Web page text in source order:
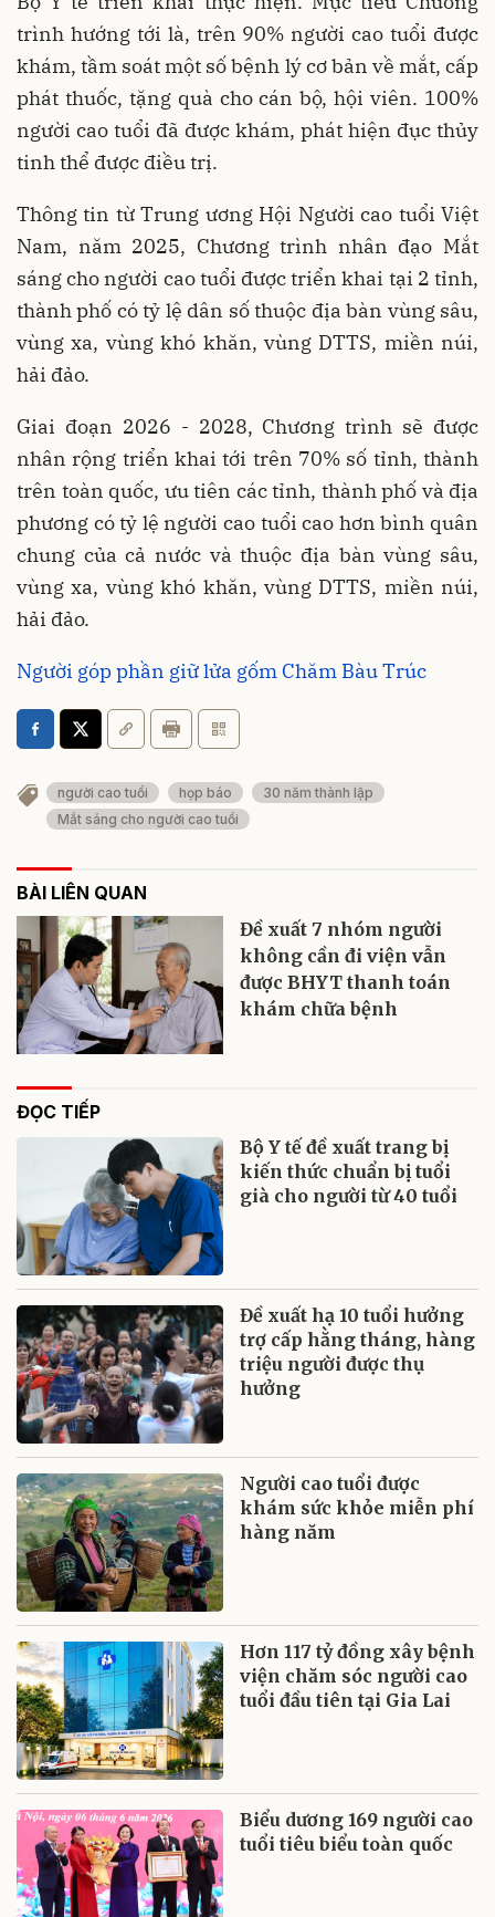
trình hướng tới là, trên 90% người cao tuổi được
khám, tầm soát một số bệnh lý cơ bản về mắt, cấp
phát thuốc, tặng quà cho cán bộ, hội viên. 100%
người cao tuổi đã được khám, phát hiện đục thủy
tinh thể được điều trị.
Thông tin từ Trung ương Hội Người cao tuổi Việt
Nam, năm 2025, Chương trình nhân đạo Mắt
sáng cho người cao tuổi được triển khai tại 2 tỉnh,
thành phố có tỷ lệ dân số thuộc địa bàn vùng sâu,
vùng xa, vùng khó khăn, vùng DTTS, miền núi,
hải đảo.
Giai đoạn 2026 - 2028, Chương trình sẽ được
nhân rộng triển khai tới trên 70% số tỉnh, thành
trên toàn quốc, ưu tiên các tỉnh, thành phố và địa
phương có tỷ lệ người cao tuổi cao hơn bình quân
chung của cả nước và thuộc địa bàn vùng sâu,
vùng xa, vùng khó khăn, vùng DTTS, miền núi,
hải đảo.
Người góp phần giữ lửa gốm Chăm Bàu Trúc
người cao tuổi họp báo
30 năm thành lập
Mắt sáng cho người cao tuổi
BÀI LIÊN QUAN
Đề xuất 7 nhóm người
không cần đi viện vẫn
được BHYT thanh toán
khám chữa bệnh
ĐỌC TIẾP
Bộ Y tế đề xuất trang bị
kiến thức chuẩn bị tuổi
già cho người từ 40 tuổi
Đề xuất hạ 10 tuổi hưởng
trợ cấp hằng tháng, hàng
triệu người được thụ
hưởng
Người cao tuổi được
khám sức khỏe miễn phí
hàng năm
Hơn 117 tỷ đồng xây bệnh
viện chăm sóc người cao
tuổi đầu tiên tại Gia Lai
Biểu dương 169 người cao
tuổi tiêu biểu toàn quốc